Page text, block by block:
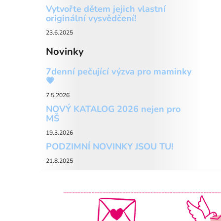
Vytvořte dětem jejich vlastní
originální vysvědčení!
23.6.2025
Novinky
7denní pečující výzva pro maminky
💗
7.5.2026
NOVÝ KATALOG 2026 nejen pro
MŠ
19.3.2026
PODZIMNÍ NOVINKY JSOU TU!
21.8.2025